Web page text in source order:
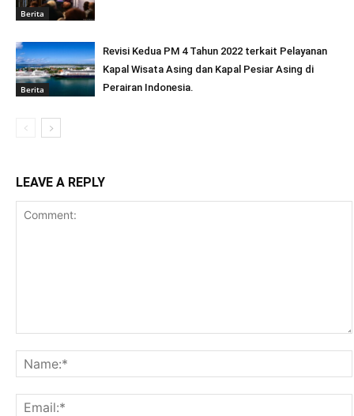
Berita
Berita
Revisi Kedua PM 4 Tahun 2022 terkait Pelayanan
Kapal Wisata Asing dan Kapal Pesiar Asing di
Perairan Indonesia.
LEAVE A REPLY